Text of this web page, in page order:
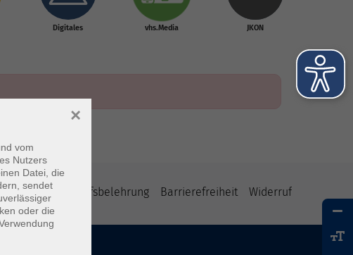
Digitales vhs.Media JKON
AGB Widerrufsbelehrung Barrierefreiheit Widerruf
vom
Nutzers
Datei, die
sendet
oder die
×